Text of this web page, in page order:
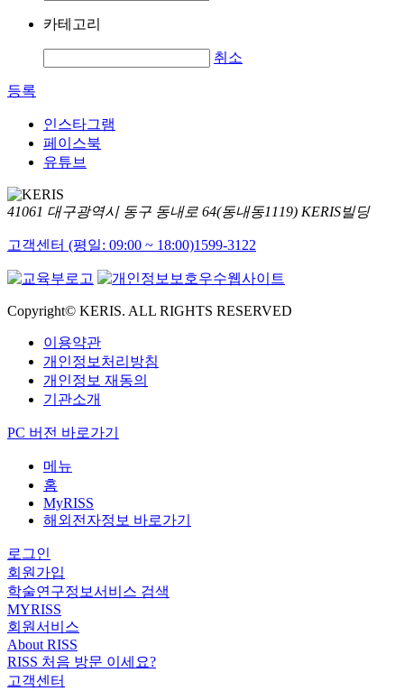
카테고리
취소
등록
인스타그램
페이스북
유튜브
41061 대구광역시 동구 동내로 64(동내동1119) KERIS빌딩
고객센터 (평일: 09:00 ~ 18:00)1599-3122
Copyright© KERIS. ALL RIGHTS RESERVED
이용약관
개인정보처리방침
개인정보 재동의
기관소개
PC 버전 바로가기
메뉴
홈
MyRISS
해외전자정보 바로가기
로그인
회원가입
학술연구정보서비스 검색
MYRISS
회원서비스
About RISS
RISS 처음 방문 이세요?
고객센터